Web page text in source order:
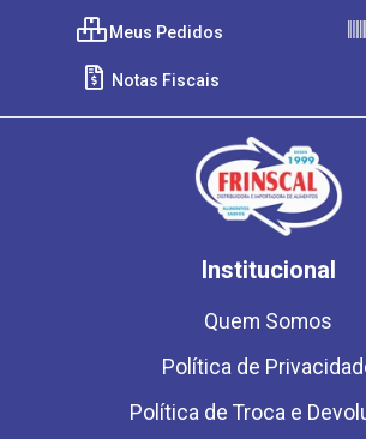
Meus Pedidos
Notas Fiscais
Institucional
Quem Somos
Política de
Política de Troca e